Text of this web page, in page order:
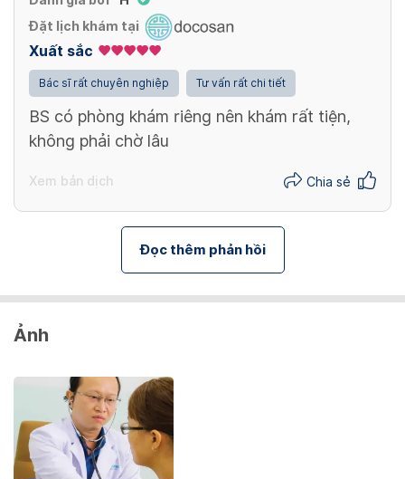
Đặt lịch khám tại
Xuất sắc
Bác sĩ rất chuyên nghiệp Tư vấn rất chi tiết
BS có phòng khám riêng nên khám rất tiện,
không phải chờ lâu
Xem bản dịch Chia sẻ
Đọc thêm phản hồi
Ảnh